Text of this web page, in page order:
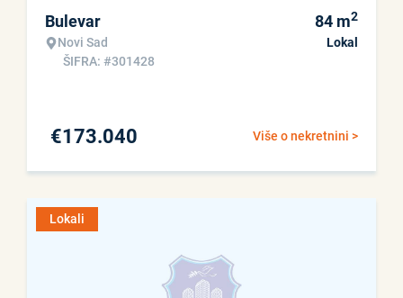
Bulevar
Novi Sad
ŠIFRA: #301428
84 m2
Lokal
Više o nekretnini >
€173.040
Lokali